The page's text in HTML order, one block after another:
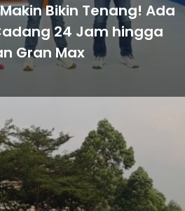
Bikin Tenang! Ada
24 Jam hingga
Gran Max